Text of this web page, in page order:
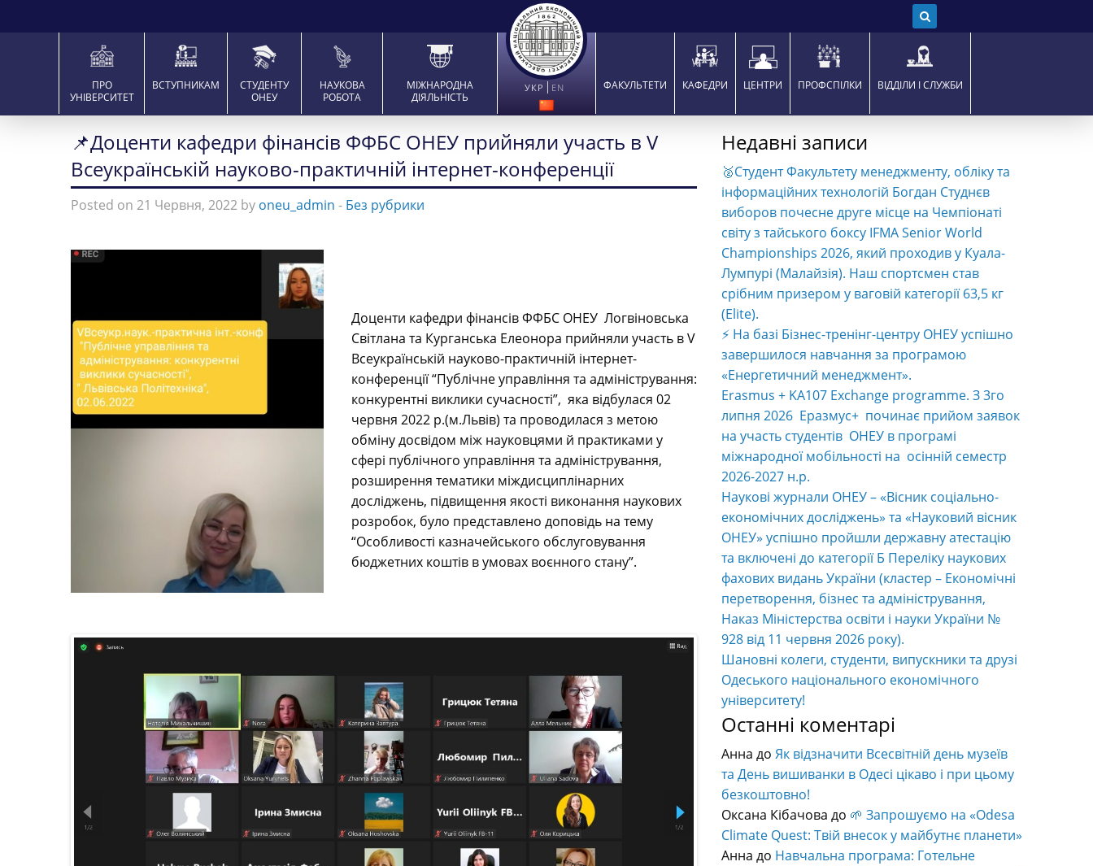
ПРО
УНІВЕРСИТЕТ
ВСТУПНИКАМ
СТУДЕНТУ
ОНЕУ
НАУКОВА
РОБОТА
МІЖНАРОДНА
ДІЯЛЬНІСТЬ
УКР EN ФАКУЛЬТЕТИ КАФЕДРИ ЦЕНТРИ ПРОФСПІЛКИ ВІДДІЛИ І СЛУЖБИ
📌Доценти кафедри фінансів ФФБС ОНЕУ прийняли участь в V
Всеукраїнській науково-практичній інтернет-конференції
Posted on 21 Червня, 2022 by oneu_admin - Без рубрики
Доценти кафедри фінансів ФФБС ОНЕУ Логвіновська
Світлана та Курганська Елеонора прийняли участь вV
Всеукраїнській науково-практичній інтернет-
конференції“Публічне управління та адміністрування:
конкурентні виклики сучасності”, яка відбулася 02
червня 2022 р.(м.Львів) та проводилася з метою
обміну досвідом між науковцями й практиками у
сфері публічного управління та адміністрування,
розширення тематики міждисциплінарних
досліджень, підвищення якості виконання наукових
розробок, було представлено доповідь на тему
“Особливості казначейського обслуговування
бюджетних коштів в умовах воєнного стану”.
Недавні записи
🥈Студент Факультету менеджменту, обліку та
інформаційних технологій Богдан Студнєв
виборов почесне друге місце на Чемпіонаті
світу з тайського боксу IFMA Senior World
Championships 2026, який проходив у Куала-
Лумпурі (Малайзія). Наш спортсмен став
срібним призером у ваговій категорії 63,5 кг
(Elite).
⚡️ На базі Бізнес-тренінг-центру ОНЕУ успішно
завершилося навчання за програмою
«Енергетичний менеджмент».
Erasmus + KA107 Exchange programme. З 3го
липня 2026 Еразмус+ починає прийом заявок
на участь студентів ОНЕУ в програмі
міжнародної мобільності на осінній семестр
2026-2027 н.р.
Наукові журнали ОНЕУ – «Вісник соціально-
економічних досліджень» та «Науковий вісник
ОНЕУ» успішно пройшли державну атестацію
та включені до категорії Б Переліку наукових
фахових видань України (кластер – Економічні
перетворення, бізнес та адміністрування,
Наказ Міністерства освіти і науки України №
928 від 11 червня 2026 року).
Шановні колеги, студенти, випускники та друзі
Одеського національного економічного
університету!
Останні коментарі
Анна доЯк відзначити Всесвітній день музеїв
та День вишиванки в Одесі цікаво і при цьому
безкоштовно!
Оксана Кібачова до 🌱 Запрошуємо на «Odesa
Climate Quest: Твій внесок у майбутнє планети»
Анна до Навчальна програма: Готельне